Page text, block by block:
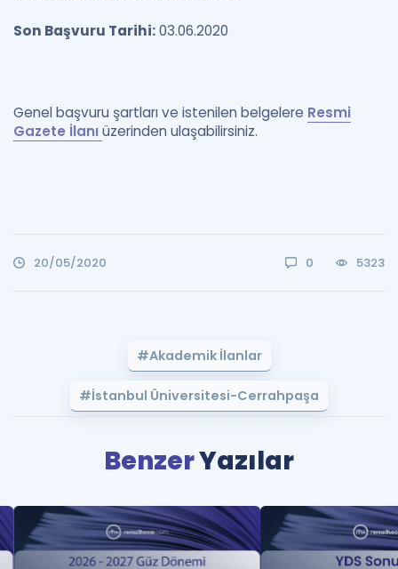
Son Başvuru Tarihi:03.06.2020
Genel başvuru şartları ve istenilen belgelere Resmi
Gazete İlanıüzerinden ulaşabilirsiniz.
20/05/2020 0 5323
#Akademik İlanlar
#İstanbul Üniversitesi-Cerrahpaşa
BenzerYazılar